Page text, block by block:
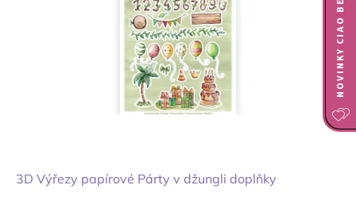
3D Výřezy papírové Párty v džungli doplňky
NOVINKY CIAO BELLA